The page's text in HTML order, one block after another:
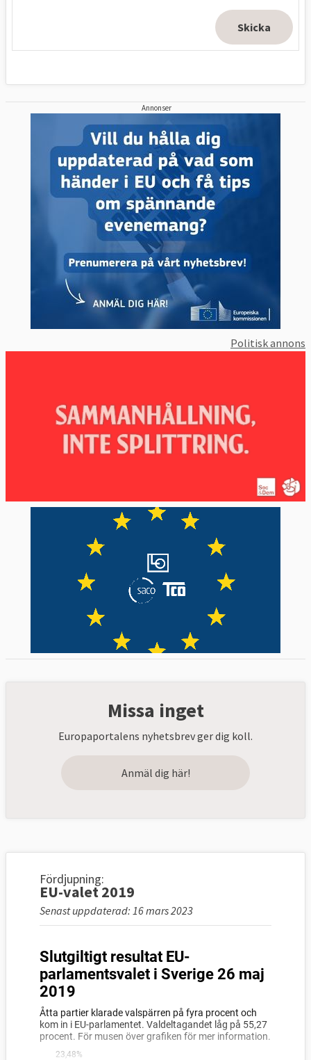
Annonser
Politisk annons
Missa inget
Europaportalens nyhetsbrev ger dig koll.
Anmäl dig här!
Fördjupning:
EU-valet 2019
Senast uppdaterad: 16 mars 2023